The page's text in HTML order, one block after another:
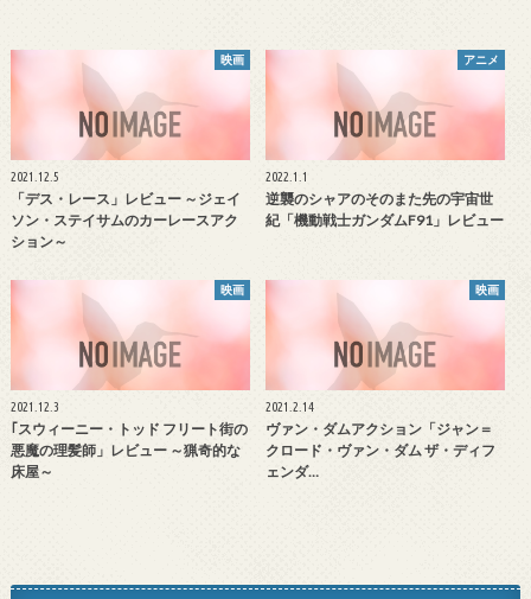
映画
2021.12.5
「デス・レース」レビュー ～ジェイ
ソン・ステイサムのカーレースアク
ション～
アニメ
2022.1.1
逆襲のシャアのそのまた先の宇宙世
紀「機動戦士ガンダムF91」レビュー
映画
2021.12.3
｢スウィーニー・トッド フリート街の
悪魔の理髪師」レビュー ～猟奇的な
床屋～
映画
2021.2.14
ヴァン・ダムアクション「ジャン＝
クロード・ヴァン・ダム ザ・ディフ
ェンダ…